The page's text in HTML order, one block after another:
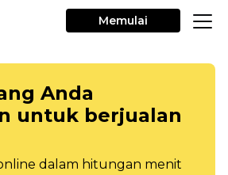
Memulai
Anda
untuk berjualan
dalam hitungan menit